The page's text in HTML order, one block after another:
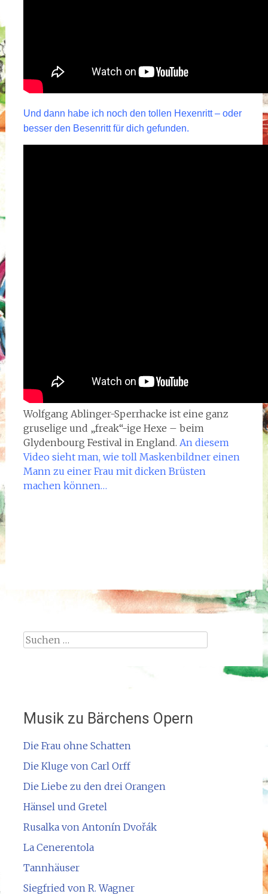
Und dann habe ich noch den tollen Hexenritt – oder
besser den Besenritt für dich gefunden.
Wolfgang Ablinger-Sperrhacke ist eine ganz
gruselige und „freak“-ige Hexe – beim
Glydenbourg Festival in England. An diesem
Video sieht man, wie toll Maskenbildner einen
Mann zu einer Frau mit dicken Brüsten
machen können…
Suchen
Musik zu Bärchens Opern
Die Frau ohne Schatten
Die Kluge von Carl Orff
Die Liebe zu den drei Orangen
Hänsel und Gretel
Rusalka von Antonín Dvořák
La Cenerentola
Tannhäuser
Siegfried von R. Wagner